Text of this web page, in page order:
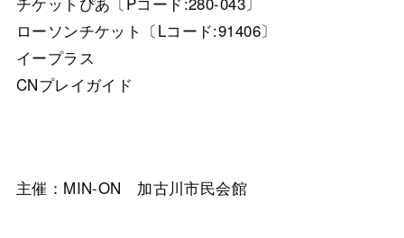
ローソンチケット〔Lコード:91406〕
イープラス
CNプレイガイド
主催：MIN-ON 加古川市民会館